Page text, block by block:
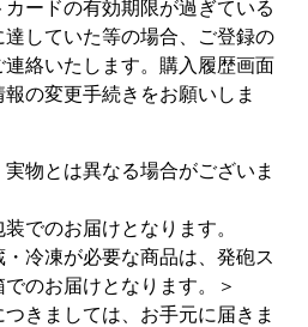
ードの有効期限が過ぎている
していた等の場合、ご登録の
絡いたします。購入履歴画面
の変更手続きをお願いしま
物とは異なる場合がございま
でのお届けとなります。
冷凍が必要な商品は、発砲ス
のお届けとなります。＞
きましては、お手元に届きま